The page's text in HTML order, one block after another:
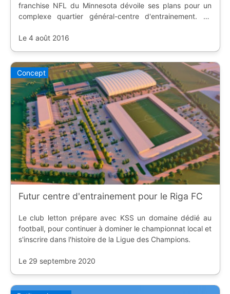
franchise NFL du Minnesota dévoile ses plans pour un
complexe quartier général-centre d'entrainement. Le
sponsor.
Le 4 août 2016
Concept
Futur centre d'entrainement pour le Riga FC
Le club letton prépare avec KSS un domaine dédié au
football, pour continuer à dominer le championnat local et
s'inscrire dans l'histoire de la Ligue des Champions.
Le 29 septembre 2020